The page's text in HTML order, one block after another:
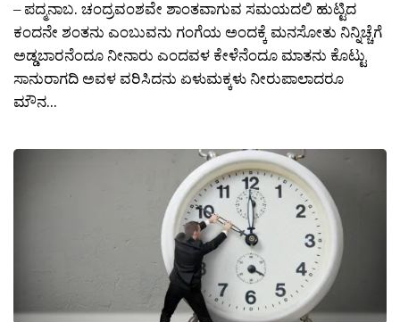
– ಪದ್ಮನಾಬ. ಚಂದ್ರವಂಶವೇ ಶಾಂತವಾಗುವ ಸಮಯದಲಿ ಹುಟ್ಟಿದ
ಕಂದನೇ ಶಂತನು ಎಂಬುವನು ಗಂಗೆಯ ಅಂದಕ್ಕೆ ಮನಸೋತು ನಿನ್ನಿಚ್ಚೆಗೆ
ಅಡ್ಡಬಾರನೆಂದೂ ನೀನಾರು ಎಂದವಳ ಕೇಳೆನೆಂದೂ ಮಾತನು ಕೊಟ್ಟು
ಸಾನುರಾಗದಿ ಅವಳ ವರಿಸಿದನು ಏಳುಮಕ್ಕಳು ನೀರುಪಾಲಾದರೂ
ಮೌನ...